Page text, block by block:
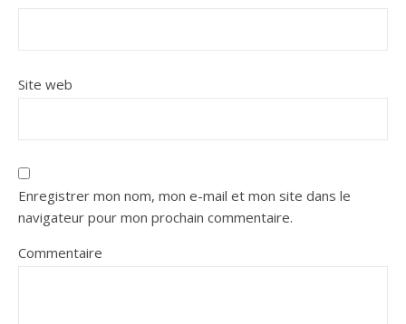
Site web
Enregistrer mon nom, mon e-mail et mon site dans le
navigateur pour mon prochain commentaire.
Commentaire